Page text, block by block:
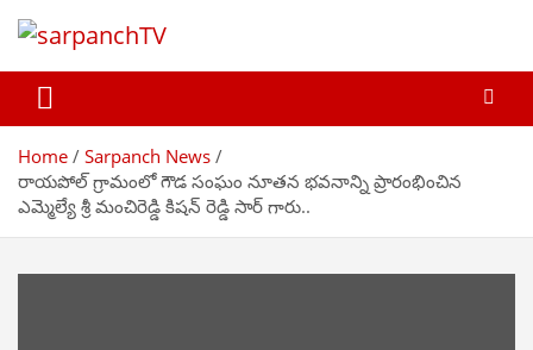
sarpanchTV
Home
Sarpanch News
రాయపోల్ గ్రామంలో గౌడ సంఘం నూతన భవనాన్ని ప్రారంభించిన
ఎమ్మెల్యే శ్రీ మంచిరెడ్డి కిషన్ రెడ్డి సార్ గారు..